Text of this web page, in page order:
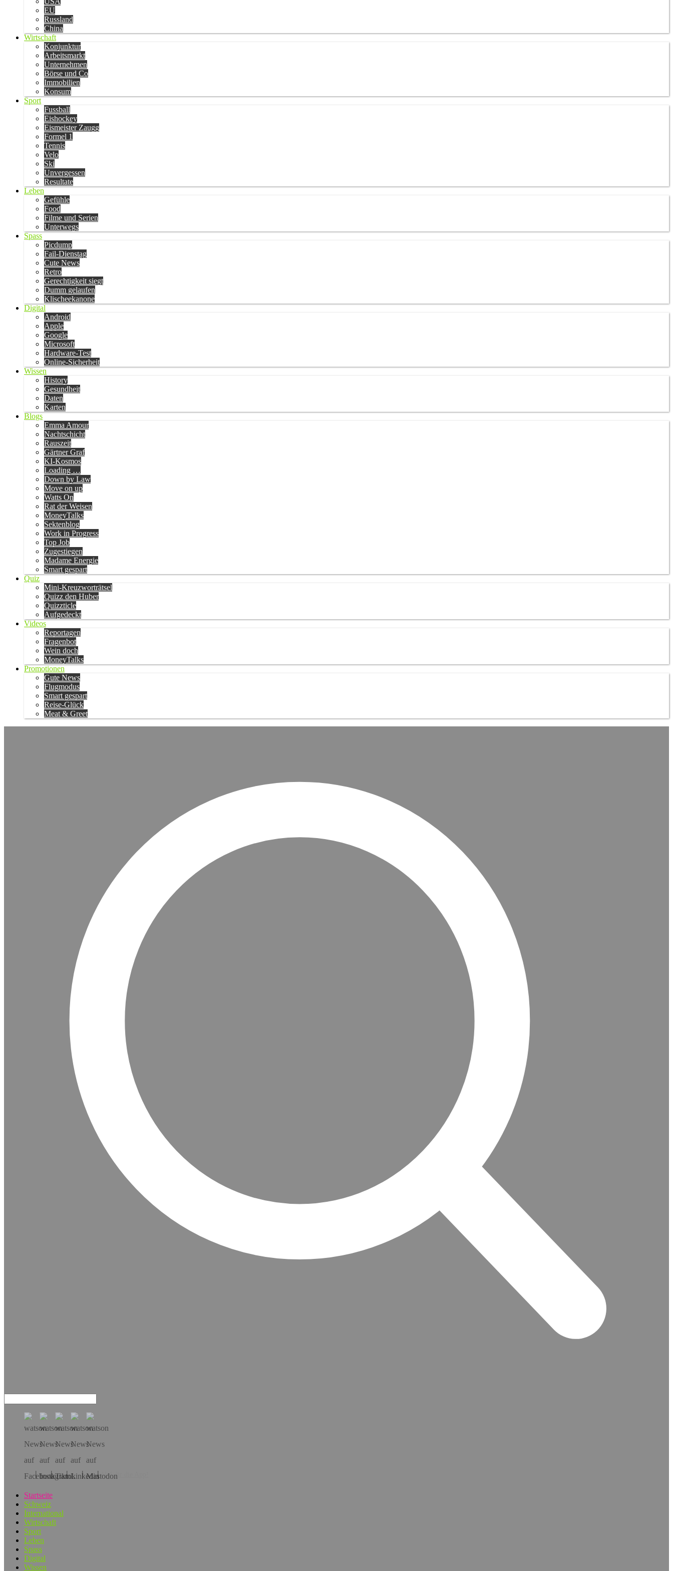
EU
Russland
China
Wirtschaft
Konjunktur
Arbeitsmarkt
Unternehmen
Börse und Co
Immobilien
Konsum
Sport
Fussball
Eishockey
Eismeister Zaugg
Formel 1
Tennis
Velo
Ski
Unvergessen
Resultate
Leben
Gefühle
Food
Filme und Serien
Unterwegs
Spass
Picdump
Fail-Dienstag
Cute News
Retro
Gerechtigkeit siegt
Dumm gelaufen
Klischeekanone
Digital
Android
Apple
Google
Microsoft
Hardware-Test
Online-Sicherheit
Wissen
History
Gesundheit
Daten
Karten
Blogs
Emma Amour
Nachtschicht
Rauszeit
Gärtner Graf
KI-Kosmos
Loading …
Down by Law
Move on up
Watts On
Rat der Weisen
MoneyTalks
Sektenblog
Work in Progress
Top Job
Zugestiegen
Madame Energie
Smart gespart
Quiz
Mini-Kreuzworträtsel
Quizz den Huber
Quizzticle
Aufgedeckt
Videos
Reportagen
Fragenbot
Wein doch
MoneyTalks
Promotionen
Gute News
Flugmodus
Smart gespart
Reise-Glück
Meat & Greet
Hol dir die App!
Startseite
Schweiz
International
Wirtschaft
Sport
Leben
Spass
Digital
Wissen